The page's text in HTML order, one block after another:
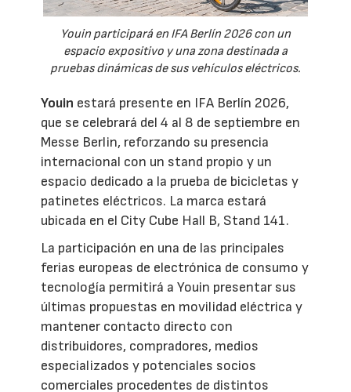
Youin participará en IFA Berlín 2026 con un
espacio expositivo y una zona destinada a
pruebas dinámicas de sus vehículos eléctricos.
Youin estará presente en IFA Berlín 2026,
que se celebrará del 4 al 8 de septiembre en
Messe Berlin, reforzando su presencia
internacional con un stand propio y un
espacio dedicado a la prueba de bicicletas y
patinetes eléctricos. La marca estará
ubicada en el City Cube Hall B, Stand 141.
La participación en una de las principales
ferias europeas de electrónica de consumo y
tecnología permitirá a Youin presentar sus
últimas propuestas en movilidad eléctrica y
mantener contacto directo con
distribuidores, compradores, medios
especializados y potenciales socios
comerciales procedentes de distintos